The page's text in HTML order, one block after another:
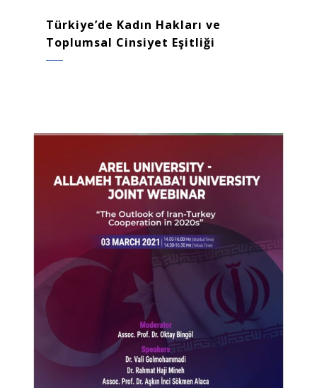
Türkiye’de Kadın Hakları ve
Toplumsal Cinsiyet Eşitliği